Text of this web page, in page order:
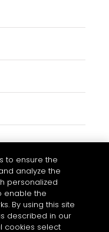
to ensure the
analyze the
personalized
enable the
By using this site
described in our
cookies select